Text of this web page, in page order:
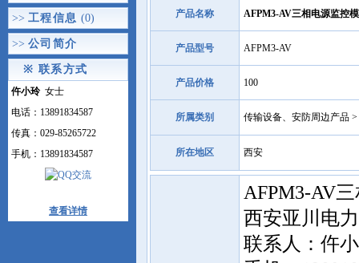
>> 工程信息 (0)
>> 公司简介
※ 联系方式
仵小玲 女士
电话：13891834587
传真：029-85265722
手机：13891834587
查看详情
产品名称 AFPM3-AV三相电源监控
产品型号 AFPM3-AV
产品价格 100
所属类别 传输设备、安防周边产品
所在地区 西安
AFPM3-AV
西安亚川
联系人：仵